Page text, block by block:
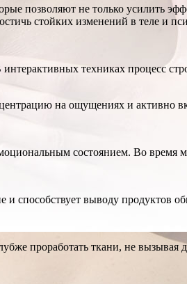
позволяют не только усилить
стойких изменений в теле и
техниках процесс
на ощущениях и активно
состоянием. Во время
способствует выводу продуктов
проработать ткани, не вызывая